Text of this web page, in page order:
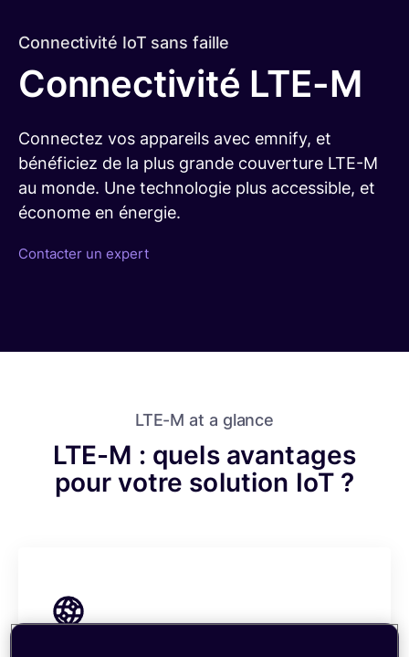
Smart Building
Gestion de flotte
Systèmes POS
Smart Agriculture
Énergie
Voir tous les secteurs
Par type d'enterprise
monde entier font confiance à emnify (en
anglais)
Voir les études de cas
Connectivité IoT sans faille
Connectivité LTE-M
Connectez vos appareils avec emnify, et
bénéficiez de la plus grande couverture LTE-M
au monde. Une technologie plus accessible, et
économe en énergie.
Contacter un expert
LTE-M at a glance
LTE-M : quels avantages
pour votre solution IoT ?